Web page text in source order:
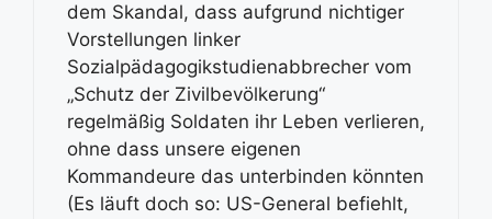
dem Skandal, dass aufgrund nichtiger
Vorstellungen linker
Sozialpädagogikstudienabbrecher vom
„Schutz der Zivilbevölkerung“
regelmäßig Soldaten ihr Leben verlieren,
ohne dass unsere eigenen
Kommandeure das unterbinden könnten
(Es läuft doch so: US-General befiehlt,